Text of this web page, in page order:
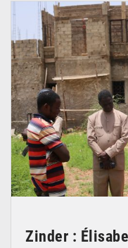
Zinder :